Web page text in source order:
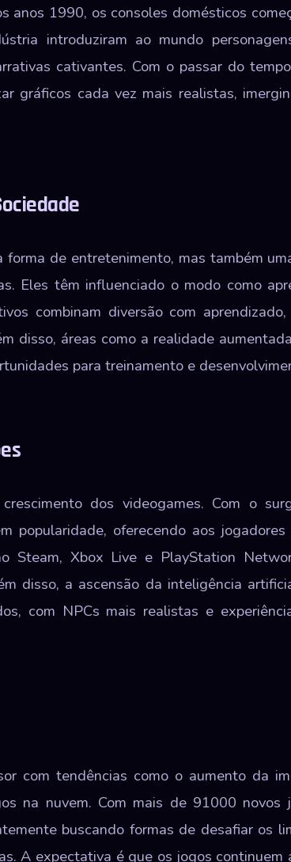
anos 1990, os consoles domésticos
introduziram ao mundo
cativantes. Com o passar do
gráficos cada vez mais realistas,
forma de entretenimento, mas também
Eles têm influenciado o modo como
combinam diversão com
disso, áreas como a realidade
para treinamento e
dos videogames. Com o
popularidade, oferecendo aos
Steam, Xbox Live e PlayStation
disso, a ascensão da inteligência
com NPCs mais realistas e
com tendências como o aumento da
na nuvem. Com mais de 91000 novos
buscando formas de desafiar os
A expectativa é que os jogos